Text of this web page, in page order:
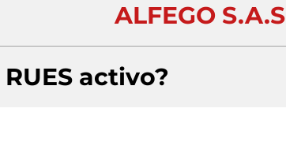
ALFEGO S.A.S
activo?